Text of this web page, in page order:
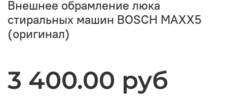
Внешнее обрамление люка
стиральных машин BOSCH MAXX5
(оригинал)
3 400.00 руб